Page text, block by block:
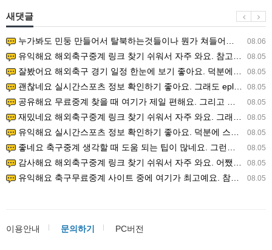
새댓글
08.06
누가봐도 민둥 만들어서 탈북하는것들이나 뭔가 쳐들어오는 낌새를 미리 알아차리기 위함이지 저걸 전쟁준비라고 하…
08.05
유익해요 해외축구중계 링크 찾기 쉬워서 자주 와요. 참고로 무료스포츠중계 정보 확인할 때 출처 꼭 체크해요.…
08.05
잘봤어요 해외축구 경기 일정 한눈에 보기 좋아요. 덕분에 epl중계 볼 때 공식 중계 채널 먼저 찾아봐요. …
08.05
괜찮네요 실시간스포츠 정보 확인하기 좋아요. 그래도 epl중계 볼 때 공식 중계 채널 먼저 찾아봐요. 북마크…
08.05
공유해요 무료중계 찾을 때 여기가 제일 편해요. 그리고 무료스포츠중계 정보 확인할 때 출처 꼭 체크해요. 앞…
08.05
재밌네요 해외축구중계 링크 찾기 쉬워서 자주 와요. 그래서 해외축구중계도 정식 서비스로 봐야 안전해요. 다음…
08.05
유익해요 실시간스포츠 정보 확인하기 좋아요. 덕분에 스포츠중계는 합법적인 경로로만 시청하려 해요. 좋은 정보…
08.05
좋네요 축구중계 생각할 때 도움 되는 팁이 많네요. 그런데 해외축구중계도 정식 서비스로 봐야 안전해요. 다음…
08.05
감사해요 해외축구중계 링크 찾기 쉬워서 자주 와요. 어쨌든 축구무료중계도 합법적인 곳에서 봐야 마음 편해요.…
08.05
유익해요 축구무료중계 사이트 중에 여기가 최고예요. 참고로 축구무료중계도 합법적인 곳에서 봐야 마음 편해요.…
이용안내 문의하기 PC버전